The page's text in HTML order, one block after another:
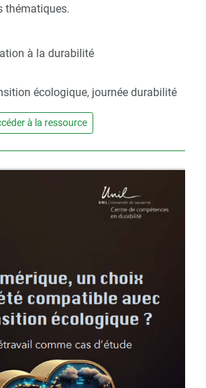
thématiques.
à la durabilité
écologique, journée durabilité
à la ressource